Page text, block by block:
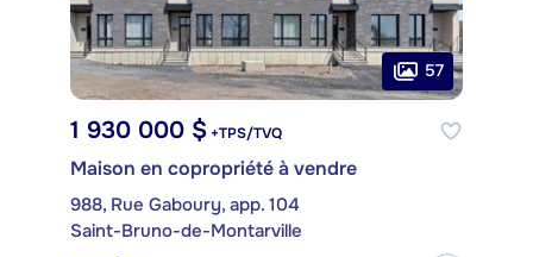
57
1 930 000 $ +TPS/TVQ
Maison en copropriété à vendre
988, Rue Gaboury, app. 104
Saint-Bruno-de-Montarville